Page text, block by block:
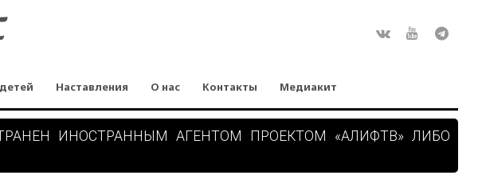
Наставления О нас Контакты Медиакит
ИНОСТРАННЫМ АГЕНТОМ ПРОЕКТОМ «АЛИФТВ» ЛИБО